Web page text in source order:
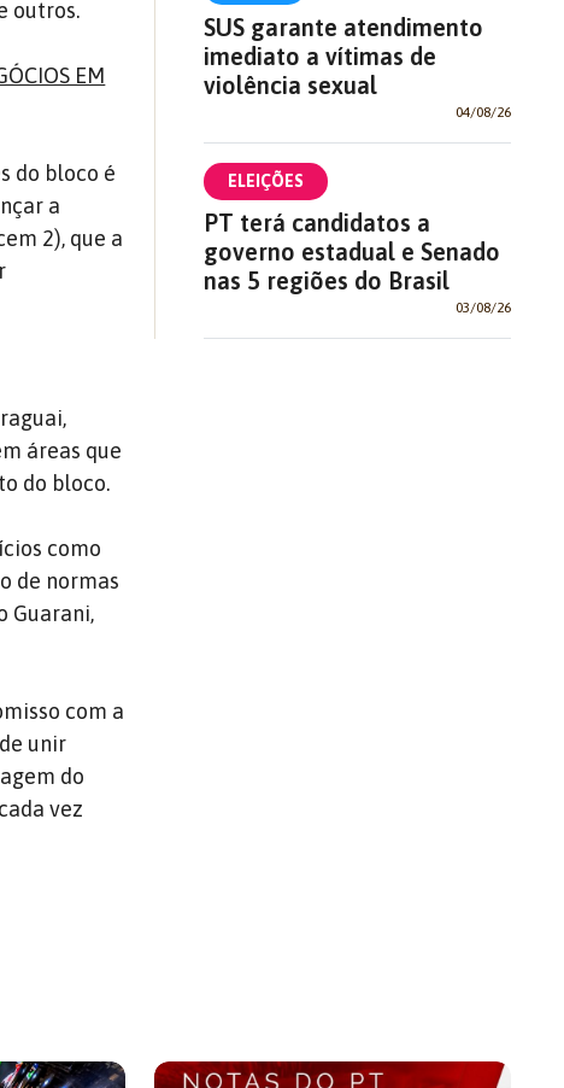
outros.
EM
do bloco é
a
2), que a
áreas que
do bloco.
como
de normas
Guarani,
com a
unir
do
vez
SUS garante atendimento
imediato a vítimas de
violência sexual
04/08/26
ELEIÇÕES
PT terá candidatos a
governo estadual e Senado
nas 5 regiões do Brasil
03/08/26